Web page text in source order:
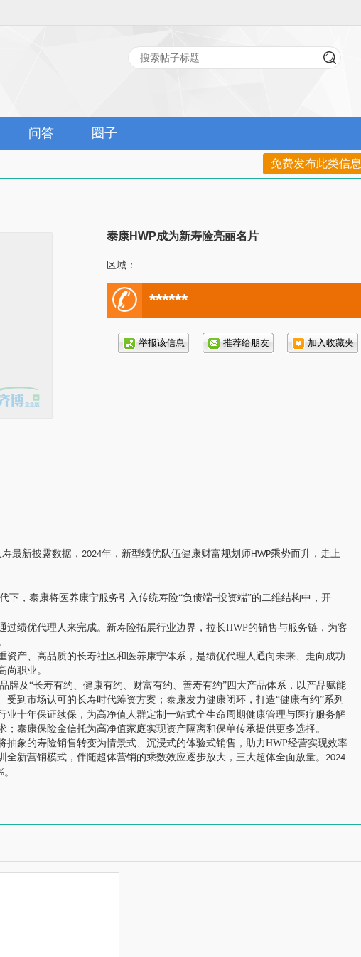
问答 圈子
免费发布此类信息
泰康HWP成为新寿险亮丽名片
区域：
电
话号
******
最新披露数据， 2024年，新型绩优队伍健康财富规划师HWP乘势而升，走上
下，泰康将医养康宁服务引入传统寿险“负债端+投资端”的二维结构中，开
绩优代理人来完成。新寿险拓展行业边界，拉长HWP的销售与服务链，为客
资产、高品质的长寿社区和医养康宁体系，是绩优代理人通向未来、走向成功
尚职业。
牌及“长寿有约、健康有约、财富有约、善寿有约”四大产品体系，以产品赋能
受到市场认可的长寿时代筹资方案；泰康发力健康闭环，打造“健康有约”系列
十年保证续保，为高净值人群定制一站式全生命周期健康管理与医疗服务解
泰康保险金信托为高净值家庭实现资产隔离和保单传承提供更多选择。
象的寿险销售转变为情景式、沉浸式的体验式销售，助力HWP经营实现效率
新营销模式，伴随超体营销的乘数效应逐步放大，三大超体全面放量。 2024
。